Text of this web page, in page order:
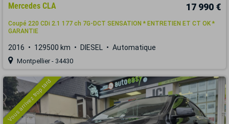
Mercedes CLA 17 990 €
Coupé 220 CDi 2.1 177 ch 7G-DCT SENSATION * ENTRETIEN ET CT OK *
GARANTIE
2016 129500 km DIESEL Automatique
Montpellier - 34430
Vous arrivez trop tard